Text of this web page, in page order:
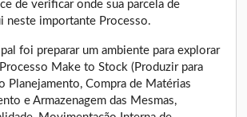
de verificar onde sua parcela de
neste importante Processo.
foi preparar um ambiente para explorar
Make to Stock (Produzir para
Planejamento, Compra de Matérias
e Armazenagem das Mesmas,